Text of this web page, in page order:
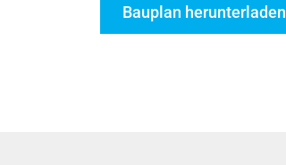
Bauplan herunterladen